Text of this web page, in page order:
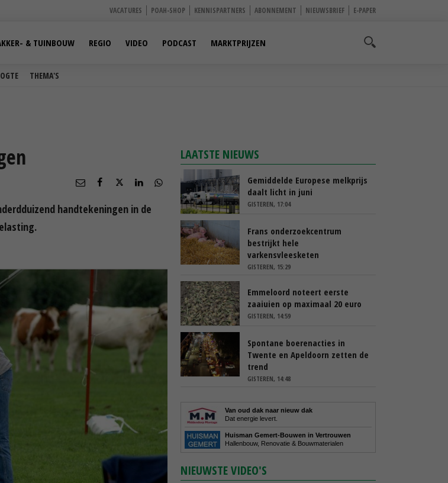
VACATURES POAH-SHOP KENNISPARTNERS ABONNEMENT NIEUWSBRIEF E-PAPER
THEMA'S
& TUINBOUW REGIO VIDEO PODCAST MARKTPRIJZEN
handtekeningen in de
LAATSTE NIEUWS
Gemiddelde Europese melkprijs
daalt licht in juni
GISTEREN, 17:04
Frans onderzoekcentrum
bestrijkt hele
varkensvleesketen
GISTEREN, 15:29
Emmeloord noteert eerste
zaaiuien op maximaal 20 euro
GISTEREN, 14:59
Spontane boerenacties in
Twente en Apeldoorn zetten de
trend
GISTEREN, 14:48
Van oud dak naar nieuw dak
Dat energie levert.
Huisman Gemert-Bouwen in Vertrouwen
Hallenbouw, Renovatie & Bouwmaterialen
NIEUWSTE VIDEO'S